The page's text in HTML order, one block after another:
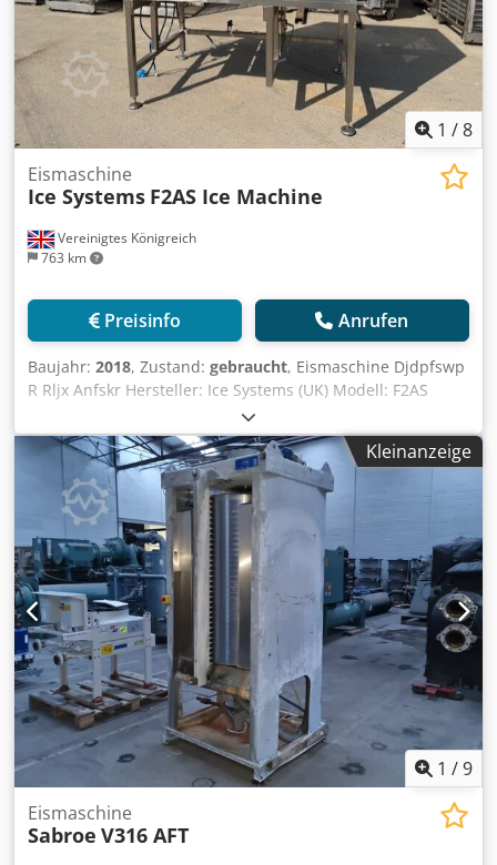
1 /8
Vereinigtes Königreich
763 km
Eismaschine
Ice Systems F2AS Ice Machine
Preisinfo Anrufen
Baujahr: 2018, Zustand: gebraucht, Eismaschine Djdpfswp
R Rljx Anfskr Hersteller: Ice Systems (UK) Modell: F2AS
Baujahr 2018 Produziert Flockeneis Kapazität: Bis zu 2
Tonnen pro 24 Stunden Mit Gestell, im Gehäuse
Touchscreen-Bedienung
Kleinanzeige
1 /9
Eismaschine
Sabroe V316 AFT